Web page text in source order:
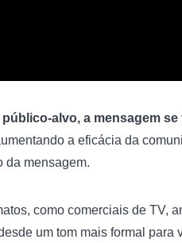
alvo, a mensagem
a eficácia da
da mensagem.
como comerciais de TV,
um tom mais formal